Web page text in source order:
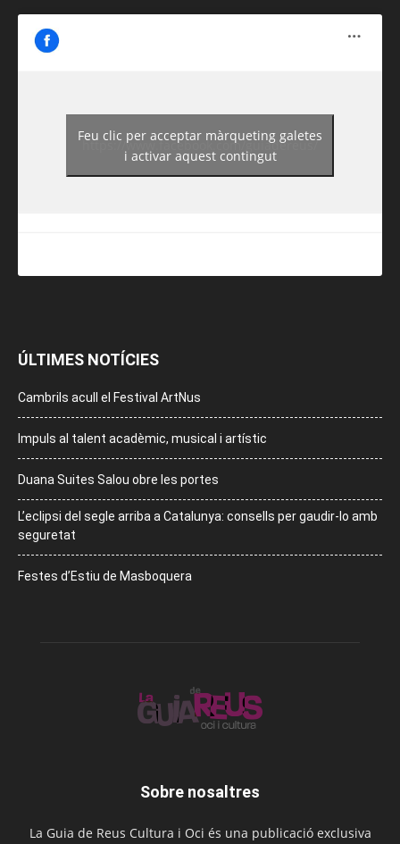
https://www.facebook.com/guiadereus/
Feu clic per acceptar màrqueting galetes
i activar aquest contingut
ÚLTIMES NOTÍCIES
Cambrils acull el Festival ArtNus
Impuls al talent acadèmic, musical i artístic
Duana Suites Salou obre les portes
L’eclipsi del segle arriba a Catalunya: consells per gaudir-lo amb
seguretat
Festes d’Estiu de Masboquera
Sobre nosaltres
La Guia de Reus Cultura i Oci és una publicació exclusiva